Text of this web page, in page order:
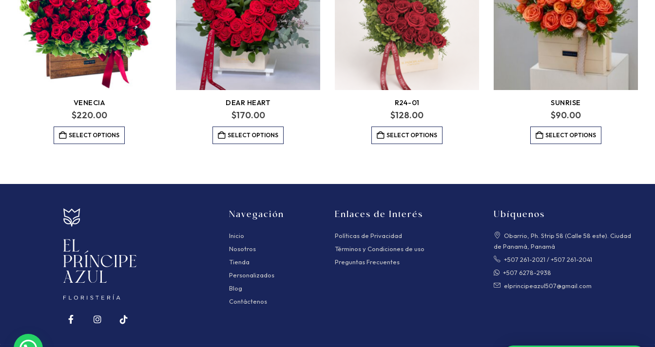
VENECIA
$220.00
SELECT OPTIONS
DEAR HEART
$170.00
SELECT OPTIONS
R24-01
$128.00
SELECT OPTIONS
SUNRISE
$90.00
SELECT OPTIONS
Navegación
Inicio
Nosotros
Tienda
Personalizados
Blog
Contáctenos
Enlaces de Interés
Políticas de Privacidad
Términos y Condiciones de uso
Preguntas Frecuentes
Ubíquenos
Obarrio, Ph. Strip 58 (Calle 58 este). Ciudad
de Panamá, Panamá
+507 261-2021 /+507 261-2041
+507 6278-2938
elprincipeazul507@gmail.com